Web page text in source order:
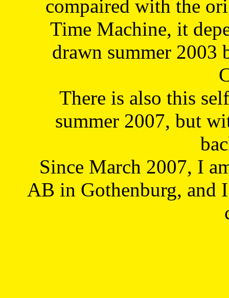
compaired with the
Time Machine, it
drawn summer 2003
There is also this
summer 2007, but
Since March 2007, I
AB in Gothenburg, and